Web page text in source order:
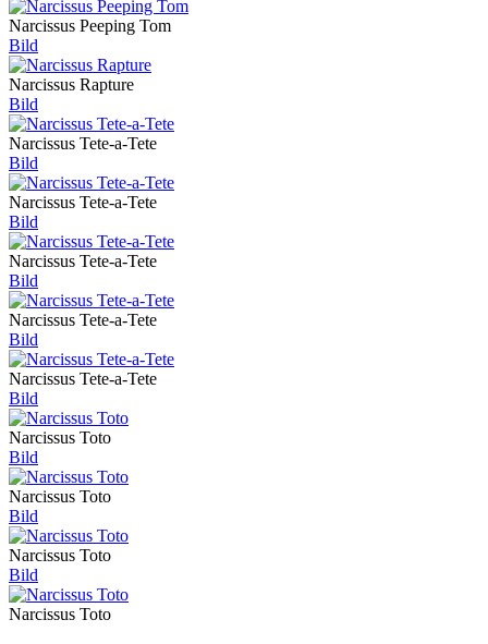
Narcissus Peeping Tom
Bild
Narcissus Rapture
Bild
Narcissus Tete-a-Tete
Bild
Narcissus Tete-a-Tete
Bild
Narcissus Tete-a-Tete
Bild
Narcissus Tete-a-Tete
Bild
Narcissus Tete-a-Tete
Bild
Narcissus Toto
Bild
Narcissus Toto
Bild
Narcissus Toto
Bild
Narcissus Toto